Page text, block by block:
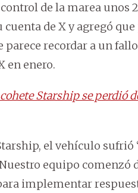
de la marea unos
cuenta de X y agregó
recordar a un
en enero.
Starship se perdió
el vehículo
equipo comenzó
implementar